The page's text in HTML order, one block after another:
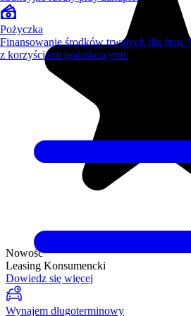
Nowość
Leasing Konsumencki
Dowiedz się więcej
Wynajem długoterminowy
Pożyczka
Finansowanie środków trwałych dla firm.
z korzyściami podatkowymi.